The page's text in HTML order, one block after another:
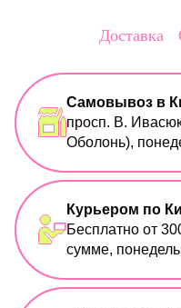
Доставка
Самовывоз в
просп. В.
Оболонь),
Курьером по
Бесплатно от
сумме,